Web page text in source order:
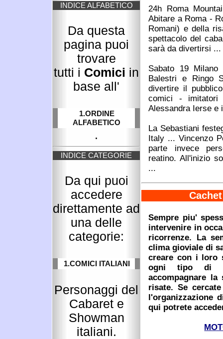
INDICE ALFABETICO
Da questa
pagina puoi
trovare
tutti i Comici in
base all'
1.ORDINE
ALFABETICO
.
INDICE CATEGORIE
Da qui puoi
accedere
direttamente ad
una delle
categorie:
1.COMICI ITALIANI
Personaggi del
Cabaret e
Showman
italiani.
24h Roma
Abitare a Roma -
Romani) e della
spettacolo del
sarà da divertirsi ...
Sabato 19
Balestri e Ringo
divertire il
comici - imitatori
Alessandra Ierse e
La Sebastiani
Italy ... Vincenzo
parte invece
reatino. All'inizio
...
Sempre piu'
intervenire in
ricorrenze. La
clima gioviale di
creare con i loro
ogni tipo di
accompagnare
risate. Se
l'organizzazione
qui potrete